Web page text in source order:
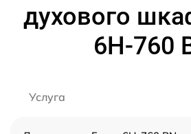
духового
6H-760
Услуга